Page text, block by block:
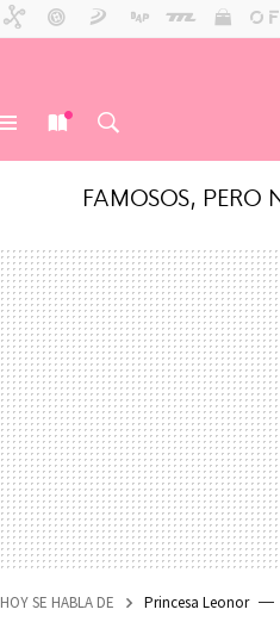
FAMOSOS, PERO
HOY SE HABLA DE Princesa Leonor